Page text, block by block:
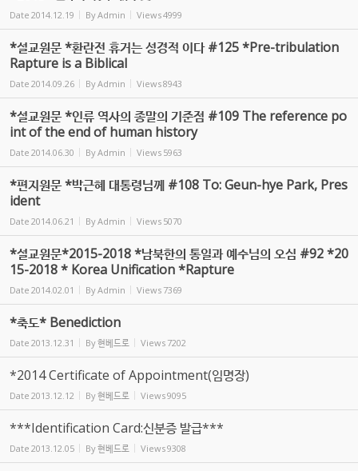
Date 2014.12.19 ByAdmin Views4999
*설교원문 *환란전 휴거는 성경적 이다 #125 *Pre-tribulation
Rapture is a Biblical
Date 2014.09.26 ByAdmin Views8943
*설교원문 *인류 역사의 종말의 기준점 #109 The reference po
int of the end of human history
Date 2014.06.30 ByAdmin Views 5963
*편지원문 *박근혜 대통령님께 #108 To: Geun-hye Park, Pres
ident
Date 2014.06.21 ByAdmin Views 5070
*설교원문*2015-2018 *남북한의 통일과 예수님의 오심 #92 *20
15-2018 * Korea Unification *Rapture
Date 2014.02.01 ByAdmin Views 7369
*축도* Benediction
Date 2013.12.31 By현베드로 Views 7202
*2014 Certificate of Appointment(임명장)
Date 2013.12.12 By현베드로 Views9095
***Identification Card:신분증 발급***
Date 2013.12.05 By현베드로 Views9308